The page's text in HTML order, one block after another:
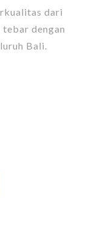
dari
dengan
Bali.